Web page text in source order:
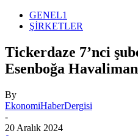
GENEL1
ŞİRKETLER
Tickerdaze 7’nci
Esenboğa
By
EkonomiHaberDergisi
-
20 Aralık 2024